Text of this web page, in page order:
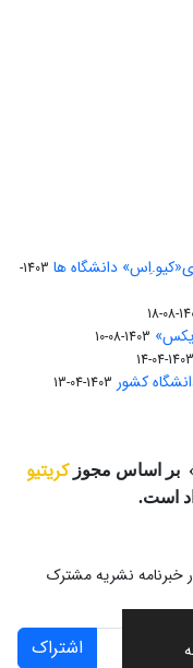
دانشگاه ها
1403-
1403-08-10
1403-04-14
1403-04-13
بر اساس مجوزکریتیو
است.
خبرنامه نشریه مشترک
اشتراک